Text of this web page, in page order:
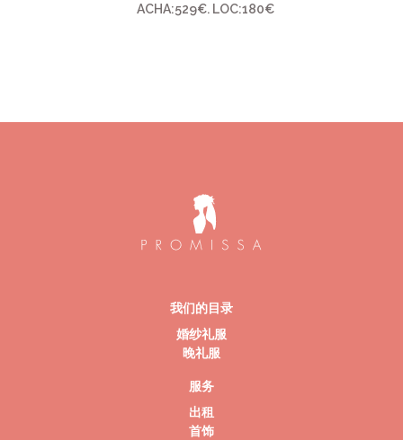
ACHA:529€. LOC:180€
我们的目录
婚纱礼服
晚礼服
服务
出租
首饰